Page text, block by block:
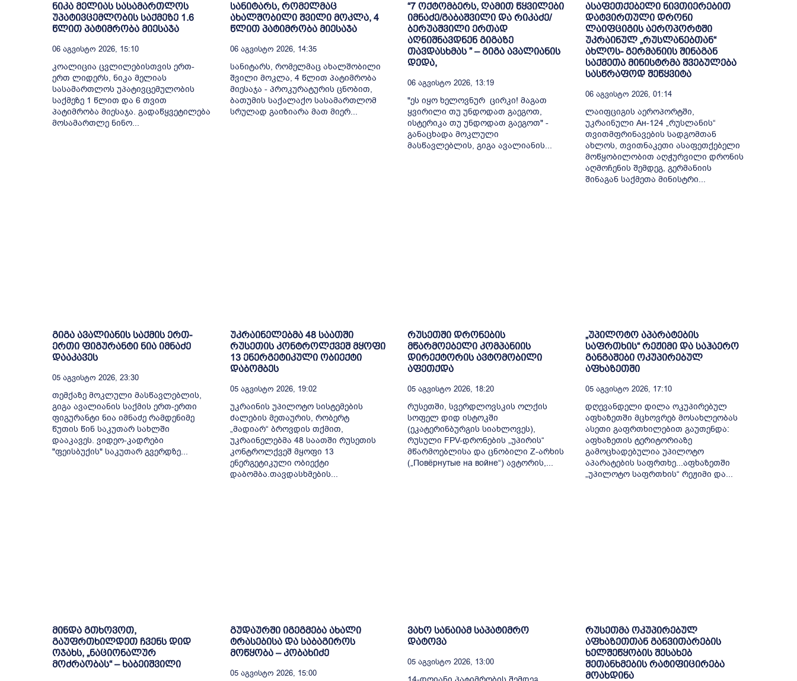
ნიკა მელიას სასამართლოს
უპატივცემლობის საქმეზე 1.6
წლით პატიმრობა მიესაჯა
06 Აგვისტო 2026, 15:10
კოალიცია ცვლილებისთვის ერთ-
ერთ ლიდერს, ნიკა მელიას
სასამართლოს უპატივცემულობის
საქმეზე 1 წლით და 6 თვით
პატიმრობა მიესაჯა. გადაწყვეტილება
მოსამართლე ნინო...
სანიტარს, რომელმაც
ახალშობილი შვილი მოკლა, 4
წლით პატიმრობა მიესაჯა
06 Აგვისტო 2026, 14:35
სანიტარს, რომელმაც ახალშობილი
შვილი მოკლა, 4 წლით პატიმრობა
მიესაჯა - პროკურატურის ცნობით,
ბათუმის საქალაქო სასამართლომ
სრულად გაიზიარა მათ მიერ...
“7 ოქტომბერს, ღამით წყვილები
იმნაძე/გაბაშვილი და რიკაძე/
ბერუაშვილი ერთად
აღნიშნავდნენ გიგაზე
თავდასხმას ” – გიგა ავალიანის
დედა,
06 Აგვისტო 2026, 13:19
"ეს იყო ხელოვნურ ცირკი! მაგათ
ყვირილი თუ უნდოდათ გაეგოთ,
ისტერიკა თუ უნდოდათ გაეგოთ" -
განაცხადა მოკლული
მასწავლებლის, გიგა ავალიანის...
ასაფეთქებელი ნივთიერებით
დატვირთული დრონი
ლაიფციგის აეროპორტში
უკრაინულ „რუსლანებთან“
ახლოს- გერმანიის შინაგან
საქმეთა მინისტრმა შვებულება
სასწრაფოდ შეწყვიტა
06 Აგვისტო 2026, 01:14
ლაიფციგის აეროპორტში,
უკრაინული Ан-124 „რუსლანის“
თვითმფრინავების სადგომთან
ახლოს, თვითნაკეთი ასაფეთქებელი
მოწყობილობით აღჭურვილი დრონის
აღმოჩენის შემდეგ, გერმანიის
შინაგან საქმეთა მინისტრი...
გიგა ავალიანის საქმის ერთ-
ერთი ფიგურანტი ნია იმნაძე
დააკავეს
05 Აგვისტო 2026, 23:30
თემქაზე მოკლული მასწავლებლის,
გიგა ავალიანის საქმის ერთ-ერთი
ფიგურანტი ნია იმნაძე რამდენიმე
წუთის წინ საკუთარ სახლში
დააკავეს. ვიდეო-კადრები
"ფეისბუქის" საკუთარ გვერდზე...
უკრაინელებმა 48 საათში
რუსეთის კონტროლქვეშ მყოფი
13 ენერგეტიკული ობიექტი
დაბომბეს
05 Აგვისტო 2026, 19:02
უკრაინის უპილოტო სისტემების
ძალების მეთაურის, რობერტ
„მადიარ“ ბროვდის თქმით,
უკრაინელებმა 48 საათში რუსეთის
კონტროლქვეშ მყოფი 13
ენერგეტიკული ობიექტი
დაბომბა.თავდასხმების...
რუსეთში დრონების
მწარმოებელი კომპანიის
დირექტორის ავტომობილი
აფეთქდა
05 Აგვისტო 2026, 18:20
რუსეთში, სვერდლოვსკის ოლქის
სოფელ დიდ ისტოკში
(ეკატერინბურგის სიახლოვეს),
რუსული FPV-დრონების „უპირის“
მწარმოებლისა და ცნობილი Z-არხის
(„Повёрнутые на войне“) ავტორის,...
„უპილოტო აპარატების
საფრთხის“ რეჟიმი და საჰაერო
განგაშები ოკუპირებულ
აფხაზეთში
05 Აგვისტო 2026, 17:10
დღევანდელი დილა ოკუპირებულ
აფხაზეთში მცხოვრებ მოსახლეობას
ასეთი გაფრთხილებით გაუთენდა:
აფხაზეთის ტერიტორიაზე
გამოცხადებულია უპილოტო
აპარატების საფრთხე...აფხაზეთში
„უპილოტო საფრთხის“ რეჟიმი და...
მინდა გთხოვოთ,
გაუფრთხილდეთ ჩვენს დიდ
ოჯახს, „ნაციონალურ
მოძრაობას“ – ხაბეიშვილი
გუდაურში იგეგმება ახალი
ტრასებისა და საბაგიროს
მოწყობა – კობახიძე
05 Აგვისტო 2026, 15:00
ვახო სანაიამ საპატიმრო
დატოვა
05 Აგვისტო 2026, 13:00
რუსეთმა ოკუპირებულ
აფხაზეთთან განვითარების
ხელშეწყობის შესახებ
შეთანხმების რატიფიცირება
მოახდინა